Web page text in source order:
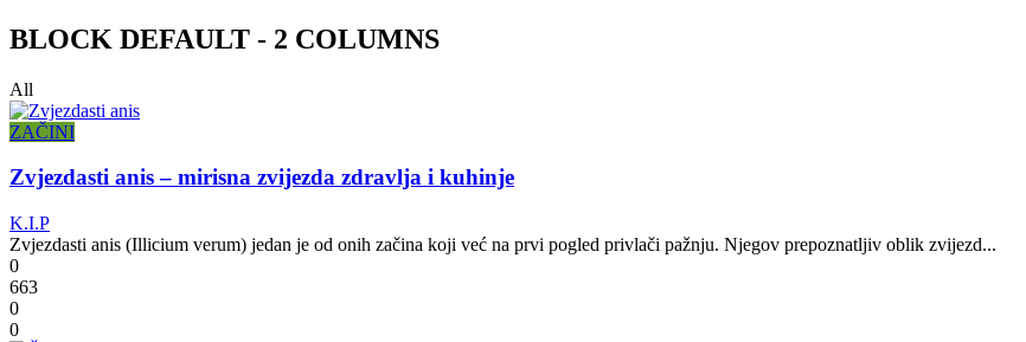
BLOCK DEFAULT - 2 COLUMNS
All
ZAČINI
Zvjezdasti anis – mirisna zvijezda zdravlja i kuhinje
K.I.P
Zvjezdasti anis (Illicium verum) jedan je od onih začina koji već na prvi pogled privlači pažnju. Njegov prepoznatljiv oblik zvijezd...
0
663
0
0